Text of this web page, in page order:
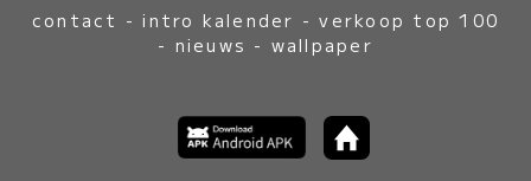
contact -intro kalender -verkoop top 100
- nieuws - wallpaper